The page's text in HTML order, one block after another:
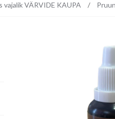
VÄRVIDE KAUPA / Pruun